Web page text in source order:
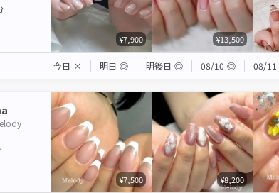
¥7,900 ¥13,500
今日 × 明日 ◎ 明後日 ◎ 08/10 ◎ 08/11
¥7,500 ¥8,200